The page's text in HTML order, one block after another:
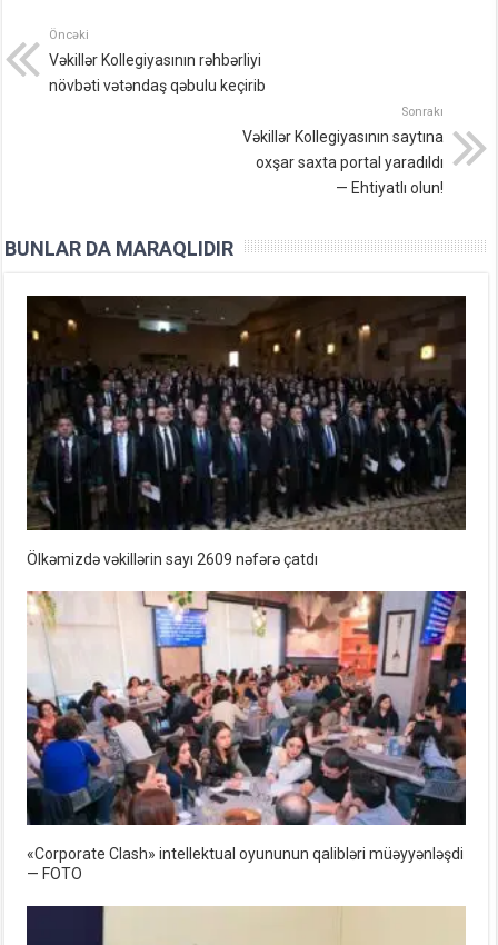
Öncəki
Vəkillər Kollegiyasının rəhbərliyi
növbəti vətəndaş qəbulu keçirib
Sonrakı
Vəkillər Kollegiyasının saytına
oxşar saxta portal yaradıldı
— Ehtiyatlı olun!
BUNLAR DA MARAQLIDIR
Ölkəmizdə vəkillərin sayı 2609 nəfərə çatdı
«Corporate Clash» intellektual oyununun qalibləri müəyyənləşdi
— FOTO